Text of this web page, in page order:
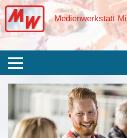
Medienwerkstatt